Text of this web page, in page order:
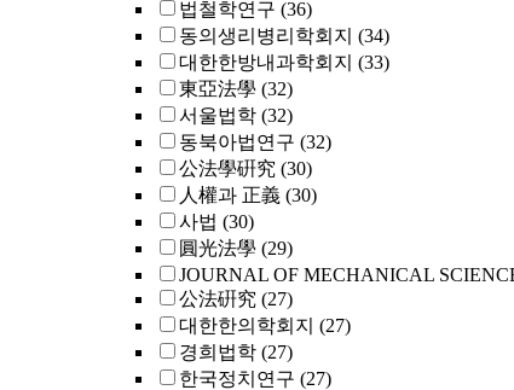
법철학연구 (36)
동의생리병리학회지 (34)
대한한방내과학회지 (33)
東亞法學 (32)
서울법학 (32)
동북아법연구 (32)
公法學硏究 (30)
人權과 正義 (30)
사법 (30)
圓光法學 (29)
JOURNAL OF MECHANICAL
公法硏究 (27)
대한한의학회지 (27)
경희법학 (27)
한국정치연구 (27)